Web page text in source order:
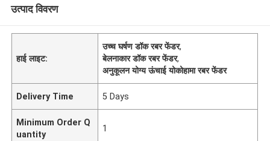
उत्पाद विवरण
हाई लाइट:
उच्च घर्षण डॉक रबर फेंडर,
बेलनाकार डॉक रबर फेंडर,
अनुकूलन योग्य ऊंचाई योकोहामा रबर फेंडर
Delivery Time 5 Days
Minimum Order Q
uantity
1